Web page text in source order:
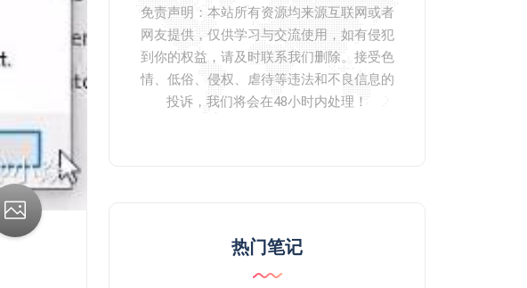
免责声明：本站所有资源均来源互联网或者
网友提供，仅供学习与交流使用，如有侵犯
到你的权益，请及时联系我们删除。接受色
情、低俗、侵权、虐待等违法和不良信息的
投诉，我们将会在48小时内处理！
热门笔记